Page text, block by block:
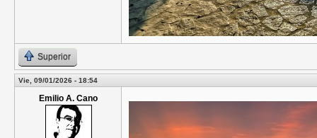
Superior
Vie, 09/01/2026 - 18:54
Emilio A. Cano